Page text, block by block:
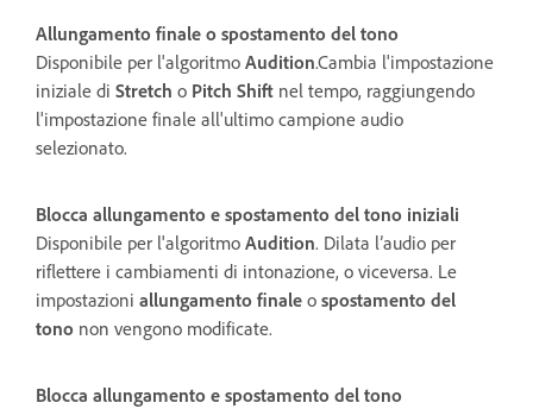
Allungamento finale o spostamento del tono
Disponibile per l'algoritmo Audition.Cambia l'impostazione
iniziale di Stretch o Pitch Shift nel tempo, raggiungendo
l'impostazione finale all'ultimo campione audio
selezionato.
Blocca allungamento e spostamento del tono iniziali
Disponibile per l'algoritmo Audition. Dilata l’audio per
riflettere i cambiamenti di intonazione, o viceversa. Le
impostazioni allungamento finale o spostamento del
tono non vengono modificate.
Blocca allungamento e spostamento del tono